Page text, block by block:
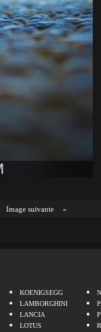
Image suivante »
KOENIGSEGG
LAMBORGHINI
LANCIA
LOTUS